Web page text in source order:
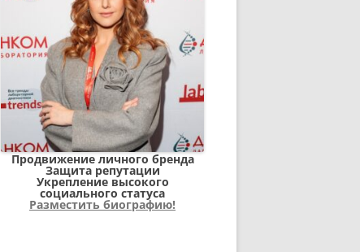
Продвижение личного бренда
Защита репутации
Укрепление высокого
социального статуса
Разместить биографию!